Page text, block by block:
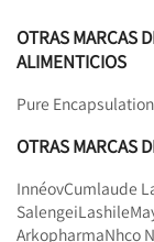
OTRAS MARCAS
ALIMENTICIOS
Pure
OTRAS MARCAS
InnéovCumlaude
SalengeiLashile
ArkopharmaNhco